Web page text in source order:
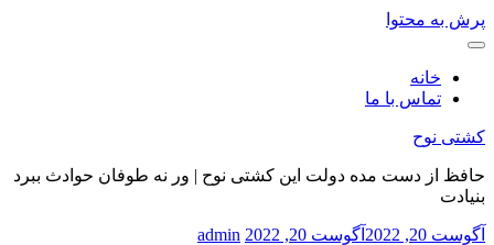
پرش به محتوا
خانه
تماس با ما
کشتی نوح
حافظ از دست مده دولت این کشتی نوح | ور نه طوفان حوادث ببرد
بنیادت
آگوست 20, 2022 آگوست 20, 2022 admin